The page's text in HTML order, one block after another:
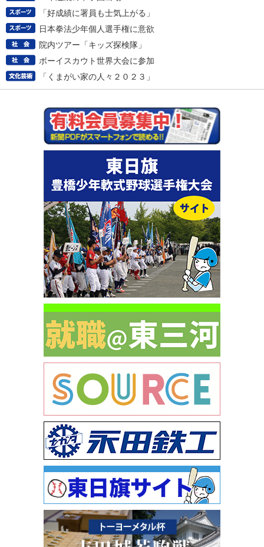
「好成績に署員も士気上がる」
日本拳法少年個人選手権に意欲
院内ツアー「キッズ探検隊」
ボーイスカウト世界大会に参加
「くまがい家の人々２０２３」